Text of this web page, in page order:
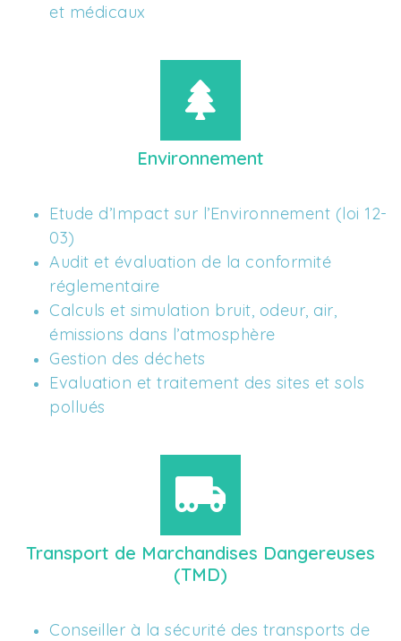
et médicaux
Environnement
Etude d’Impact sur l’Environnement (loi 12-
03)
Audit et évaluation de la conformité
réglementaire
Calculs et simulation bruit, odeur, air,
émissions dans l’atmosphère
Gestion des déchets
Evaluation et traitement des sites et sols
pollués
Transport de Marchandises Dangereuses
(TMD)
Conseiller à la sécurité des transports de